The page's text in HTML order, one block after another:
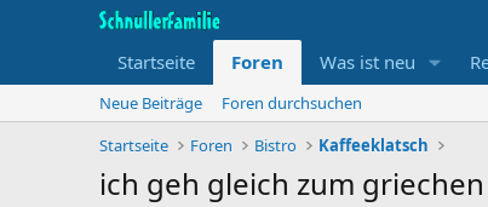
Startseite Foren Was ist neu
Neue Beiträge
Foren durchsuchen
Startseite
Foren Bistro Kaffeeklatsch
ich geh gleich zum